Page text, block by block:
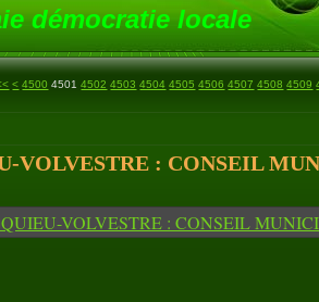
démocratie locale
< 4500 4501 4502 4503 4504 4505 4506 4507 4508 4509
VOLVESTRE : CONSEIL